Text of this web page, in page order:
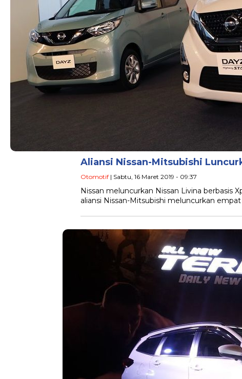
Aliansi Nissan-Mitsubishi
Otomotif | Sabtu, 16 Maret 2019 - 09:37
Nissan meluncurkan Nissan Livina berbasis
aliansi Nissan-Mitsubishi meluncurkan